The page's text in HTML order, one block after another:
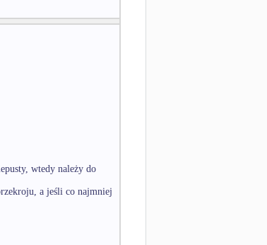
wtedy należy do
a jeśli co najmniej